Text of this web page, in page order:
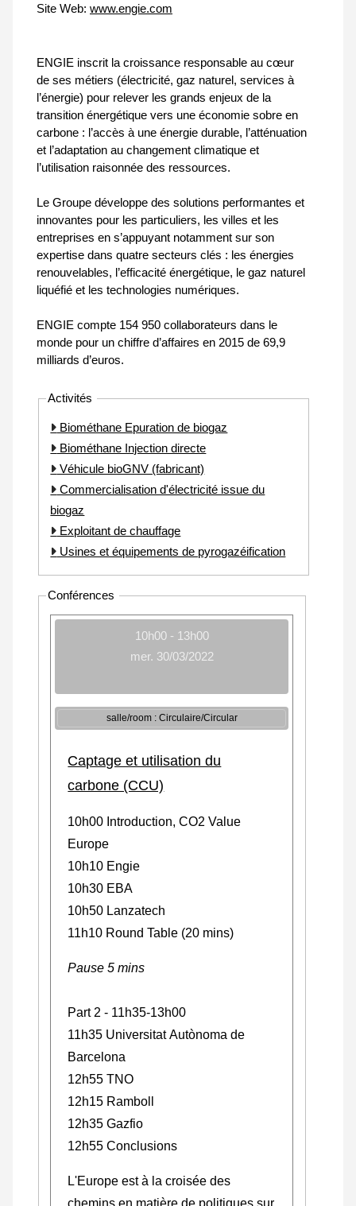
Site Web: www.engie.com
ENGIE inscrit la croissance responsable au cœur
de ses métiers (électricité, gaz naturel, services à
l’énergie) pour relever les grands enjeux de la
transition énergétique vers une économie sobre en
carbone : l’accès à une énergie durable, l’atténuation
et l’adaptation au changement climatique et
l’utilisation raisonnée des ressources.
Le Groupe développe des solutions performantes et
innovantes pour les particuliers, les villes et les
entreprises en s’appuyant notamment sur son
expertise dans quatre secteurs clés : les énergies
renouvelables, l’efficacité énergétique, le gaz naturel
liquéfié et les technologies numériques.
ENGIE compte 154 950 collaborateurs dans le
monde pour un chiffre d’affaires en 2015 de 69,9
milliards d’euros.
Activités
Biométhane Epuration de biogaz
Biométhane Injection directe
Véhicule bioGNV (fabricant)
Commercialisation d'électricité issue du
biogaz
Exploitant de chauffage
Usines et équipements de pyrogazéification
Conférences
10h00 - 13h00
mer. 30/03/2022
salle/room : Circulaire/Circular
Captage et utilisation du
carbone (CCU)
10h00 Introduction, CO2 Value
Europe
10h10 Engie
10h30 EBA
10h50 Lanzatech
11h10 Round Table (20 mins)
Pause 5 mins
Part 2 - 11h35-13h00
11h35 Universitat Autònoma de
Barcelona
12h55 TNO
12h15 Ramboll
12h35 Gazfio
12h55 Conclusions
L'Europe est à la croisée des
chemins en matière de politiques sur